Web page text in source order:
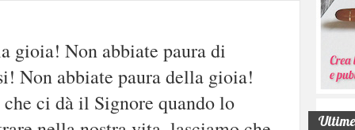
gioia! Non abbiate paura di
Non abbiate paura della gioia!
ci dà il Signore quando lo